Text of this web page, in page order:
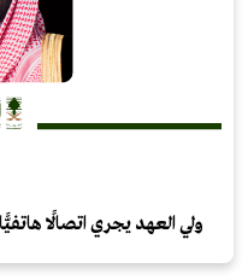
ولي العهد يجري اتصالًا